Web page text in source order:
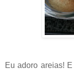
Eu adoro areias!